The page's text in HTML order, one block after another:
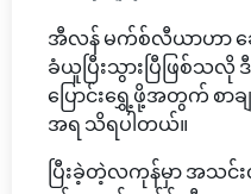
အီလန် မက်စ်လီယာဟာ ဆေ
ခံယူပြီးသွားပြီဖြစ်သ
ပြောင်းရွှေ့ဖို့အတွက် စ
အရ သိရပါတယ်။
ပြီးခဲ့တဲ့လကုန်မှာ အသ